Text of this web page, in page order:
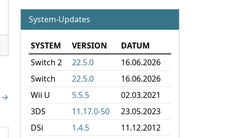
→
System-Updates
SYSTEM VERSION
DATUM
Switch 2
22.5.0
16.06.2026
Switch
22.5.0
16.06.2026
Wii U
5.5.5
02.03.2021
3DS
11.17.0-50
23.05.2023
DSi
1.4.5
11.12.2012